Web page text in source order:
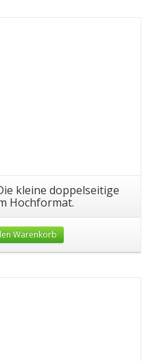
kleine doppelseitige
Hochformat.
Warenkorb